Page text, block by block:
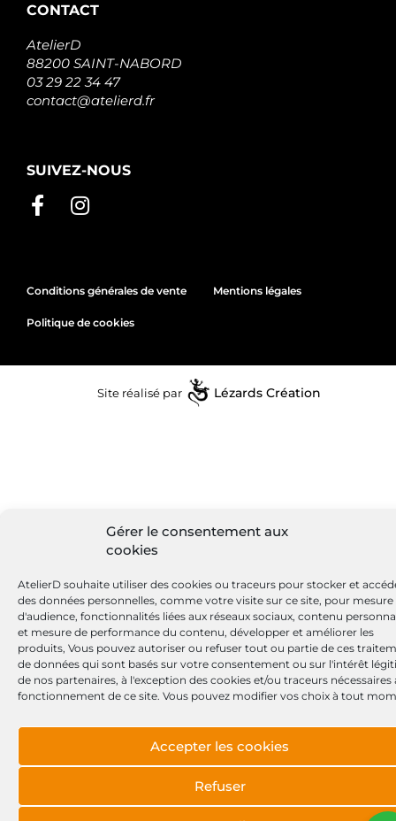
Gérer le consentement aux
cookies
AtelierD souhaite utiliser des cookies ou traceurs pour stocker et
des données personnelles, comme votre visite sur ce site, pour mesure
d'audience, fonctionnalités liées aux réseaux sociaux, contenu
et mesure de performance du contenu, développer et améliorer les
produits, Vous pouvez autoriser ou refuser tout ou partie de ces
de données qui sont basés sur votre consentement ou sur l'intérêt
de nos partenaires, à l'exception des cookies et/ou traceurs nécessaires
fonctionnement de ce site. Vous pouvez modifier vos choix à tout
Accepter les cookies
Refuser
CONTACT
AtelierD
88200 SAINT-NABORD
03 29 22 34 47
contact@atelierd.fr
SUIVEZ-NOUS
Conditions générales de vente Mentions légales
Politique de cookies
Site réalisé par Lézards Création